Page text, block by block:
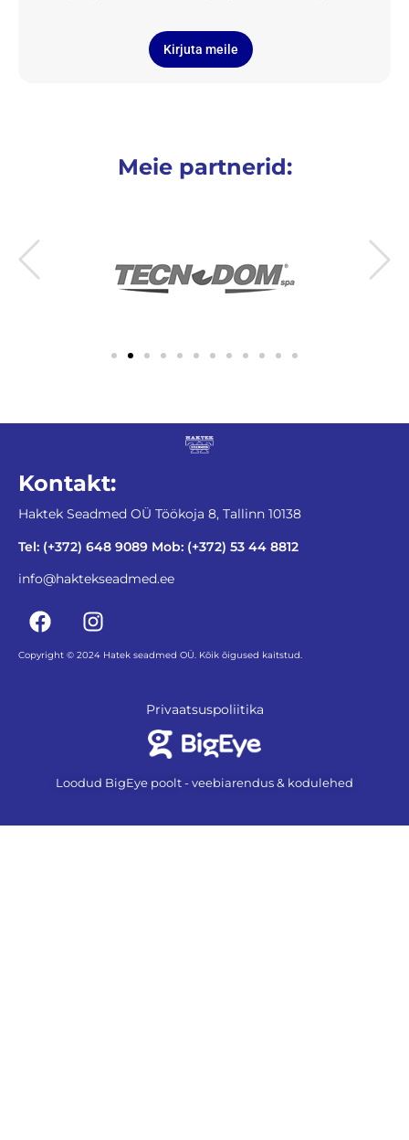
Kirjuta meile
Meie partnerid:
Kontakt:
Haktek Seadmed OÜ Töökoja 8, Tallinn 10138
Tel: (+372) 648 9089 Mob: (+372) 53 44 8812
info@haktekseadmed.ee
Copyright © 2024 Hatek seadmed OÜ. Kõik õigused kaitstud.
Privaatsuspoliitika
Loodud BigEye poolt - veebiarendus & kodulehed